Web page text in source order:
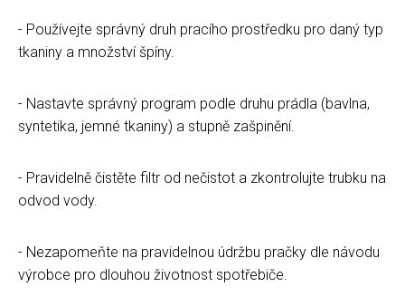
- Používejte správný druh pracího prostředku pro daný typ
tkaniny a množství špíny.
- Nastavte správný program podle druhu prádla (bavlna,
syntetika, jemné tkaniny) a stupně zašpinění.
- Pravidelně čistěte filtr od nečistot a zkontrolujte trubku na
odvod vody.
- Nezapomeňte na pravidelnou údržbu pračky dle návodu
výrobce pro dlouhou životnost spotřebiče.